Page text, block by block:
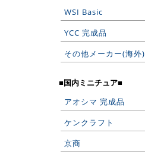
WSI Basic
YCC 完成品
その他メーカー(海外)
■国内ミニチュア■
アオシマ 完成品
ケンクラフト
京商